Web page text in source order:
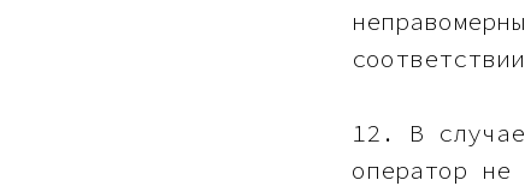
12. В случае
оператор не